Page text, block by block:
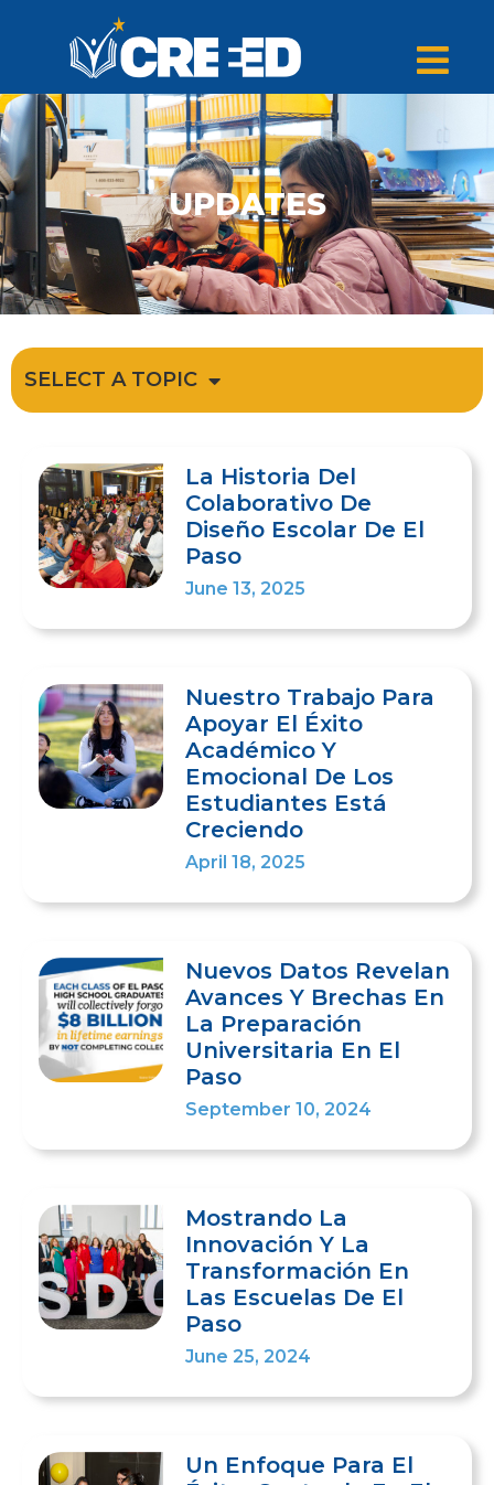
UPDATES
SELECT A TOPIC
La Historia Del
Colaborativo De
Diseño Escolar De El
Paso
June 13, 2025
Nuestro Trabajo Para
Apoyar El Éxito
Académico Y
Emocional De Los
Estudiantes Está
Creciendo
April 18, 2025
Nuevos Datos Revelan
Avances Y Brechas En
La Preparación
Universitaria En El
Paso
September 10, 2024
Mostrando La
Innovación Y La
Transformación En
Las Escuelas De El
Paso
June 25, 2024
Un Enfoque Para El